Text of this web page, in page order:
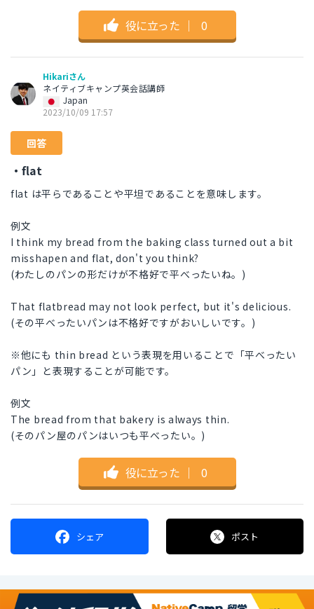
役に立った ｜ 0
Hikariさん
ネイティブキャンプ英会話講師
Japan
2023/10/09 17:57
回答
・flat
flat は平らであることや平坦であることを意味します。
例文
I think my bread from the baking class turned out a bit
misshapen and flat, don't you think?
(わたしのパンの形だけが不格好で平べったいね。)
That flatbread may not look perfect, but it's delicious.
(その平べったいパンは不格好ですがおいしいです。)
※他にも thin bread という表現を用いることで「平べったい
パン」と表現することが可能です。
例文
The bread from that bakery is always thin.
(そのパン屋のパンはいつも平べったい。)
役に立った ｜ 0
シェア ポスト